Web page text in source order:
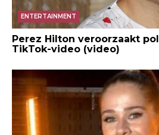
ENTERTAINMENT
Perez Hilton veroorzaakt
TikTok-video (video)